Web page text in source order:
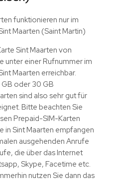
funktionieren nur im
Maarten (Saint Martin)
Sint Maarten von
unter einer Rufnummer im
Maarten erreichbar.
GB oder 30 GB
sind also sehr gut für
Bitte beachten Sie
Prepaid-SIM-Karten
in Sint Maarten empfangen
ausgehenden Anrufe
die über das Internet
Skype, Facetime etc.
nutzen Sie dann das